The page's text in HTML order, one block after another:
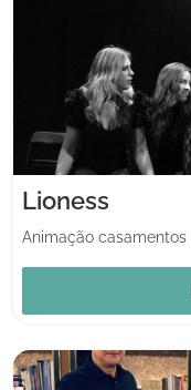
Lioness
Animação casamentos